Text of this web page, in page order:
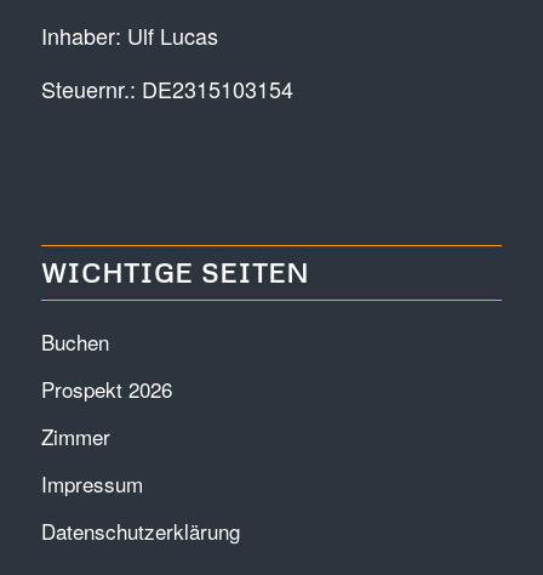
Inhaber: Ulf Lucas
Steuernr.: DE2315103154
WICHTIGE SEITEN
Buchen
Prospekt 2026
Zimmer
Impressum
Datenschutzerklärung